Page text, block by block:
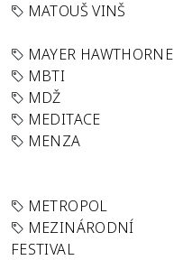
MATOUŠ VINŠ
MAYER HAWTHORNE
MBTI
MDŽ
MEDITACE
MENZA
METROPOL
MEZINÁRODNÍ
FESTIVAL